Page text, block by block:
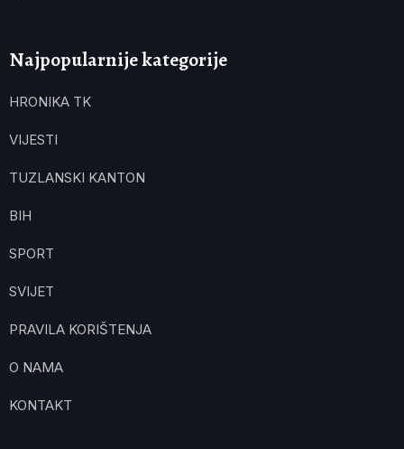
Najpopularnije kategorije
HRONIKA TK
VIJESTI
TUZLANSKI KANTON
BIH
SPORT
SVIJET
PRAVILA KORIŠTENJA
O NAMA
KONTAKT